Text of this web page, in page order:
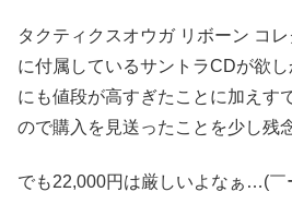
タクティクスオウガ リボーン コ
に付属しているサントラCDが欲
にも値段が高すぎたことに加えす
ので購入を見送ったことを少し残
でも22,000円は厳しいよなぁ…(￣